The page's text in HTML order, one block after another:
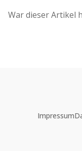
War dieser Artikel
Impressum